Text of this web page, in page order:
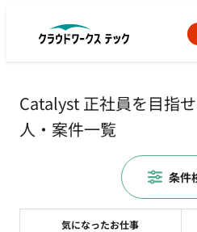
Catalyst 正社員を目指
人・案件一覧
気になったお仕事
条件